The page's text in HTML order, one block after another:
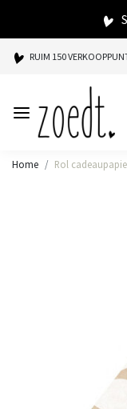
RUIM 150
SPAARPUNTEN BIJ ELKE
SNELLE LEVERING
Home Rol